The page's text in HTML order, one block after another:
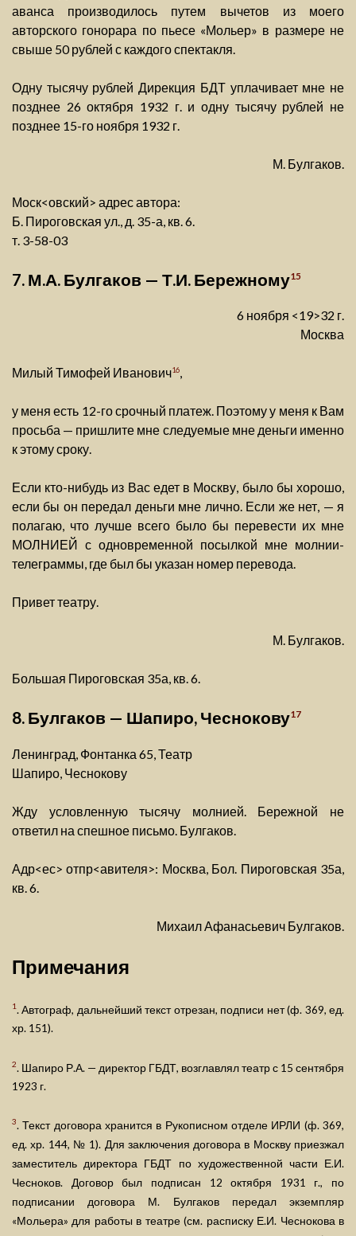
аванса производилось путем вычетов из моего
авторского гонорара по пьесе «Мольер» в размере не
свыше 50 рублей с каждого спектакля.
Одну тысячу рублей Дирекция БДТ уплачивает мне не
позднее 26 октября 1932 г. и одну тысячу рублей не
позднее 15-го ноября 1932 г.
М. Булгаков.
Моск<овский> адрес автора:
Б. Пироговская ул., д. 35-а, кв. 6.
т. 3-58-03
7. М.А. Булгаков — Т.И. Бережному15
6 ноября <19>32 г.
Москва
Милый Тимофей Иванович16,
у меня есть 12-го срочный платеж. Поэтому у меня к Вам
просьба — пришлите мне следуемые мне деньги именно
к этому сроку.
Если кто-нибудь из Вас едет в Москву, было бы хорошо,
если бы он передал деньги мне лично. Если же нет, — я
полагаю, что лучше всего было бы перевести их мне
МОЛНИЕЙ с одновременной посылкой мне молнии-
телеграммы, где был бы указан номер перевода.
Привет театру.
М. Булгаков.
Большая Пироговская 35а, кв. 6.
8. Булгаков — Шапиро, Чеснокову17
Ленинград, Фонтанка 65, Театр
Шапиро, Чеснокову
Жду условленную тысячу молнией. Бережной не
ответил на спешное письмо. Булгаков.
Адр<ес> отпр<авителя>: Москва, Бол. Пироговская 35а,
кв. 6.
Михаил Афанасьевич Булгаков.
Примечания
1
. Автограф, дальнейший текст отрезан, подписи нет (ф. 369, ед.
хр. 151).
2
. Шапиро Р.А. — директор ГБДТ, возглавлял театр с 15 сентября
1923 г.
3. Текст договора хранится в Рукописном отделе ИРЛИ (ф. 369,
ед. хр. 144, № 1). Для заключения договора в Москву приезжал
заместитель директора ГБДТ по художественной части Е.И.
Чесноков. Договор был подписан 12 октября 1931 г., по
подписании договора М. Булгаков передал экземпляр
«Мольера» для работы в театре (см. расписку Е.И. Чеснокова в